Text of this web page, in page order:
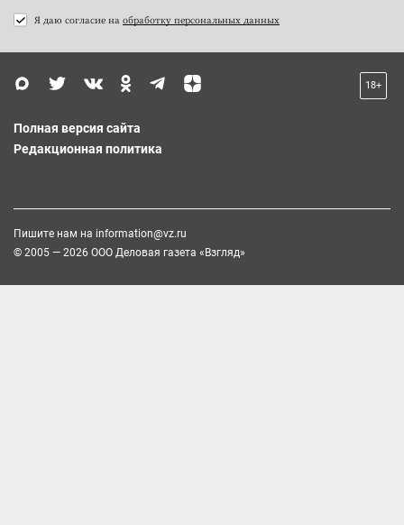
Я даю согласие на обработку персональных данных
18+
Полная версия сайта
Редакционная политика
Пишите нам на information@vz.ru
© 2005 — 2026 ООО Деловая газета «Взгляд»